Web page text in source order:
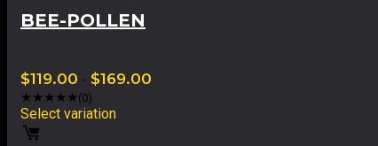
BEE-POLLEN
$119.00 - $169.00
★★★★★(0)
Select variation